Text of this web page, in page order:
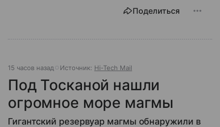
Поделиться
15 часов назад Источник: Hi-Tech Mail
Под Тосканой нашли
огромное море магмы
Гигантский резервуар магмы обнаружили в